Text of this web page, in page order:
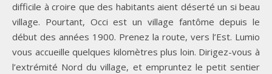
difficile à croire que des habitants aient déserté un si beau
village. Pourtant, Occi est un village fantôme depuis le
début des années 1900. Prenez la route, vers l’Est. Lumio
vous accueille quelques kilomètres plus loin. Dirigez-vous à
l’extrémité Nord du village, et empruntez le petit sentier